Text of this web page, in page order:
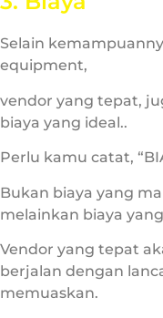
Selain
equipment,
vendor yang tepat,
biaya yang ideal..
Perlu kamu catat,
Bukan biaya yang
melainkan biaya
Vendor yang tepat
berjalan dengan
memuaskan.